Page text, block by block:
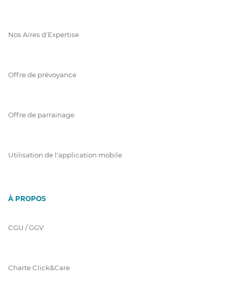
Nos Aires d'Expertise
Offre de prévoyance
Offre de parrainage
Utilisation de l'application mobile
À PROPOS
CGU / GGV
Charte Click&Care